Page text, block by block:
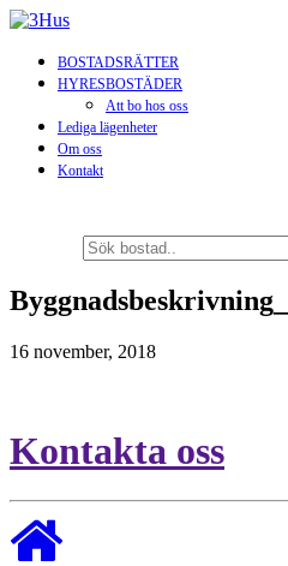
BOSTADSRÄTTER
HYRESBOSTÄDER
Att bo hos oss
Lediga lägenheter
Om oss
Kontakt
Byggnadsbeskrivning_
16 november, 2018
Kontakta oss